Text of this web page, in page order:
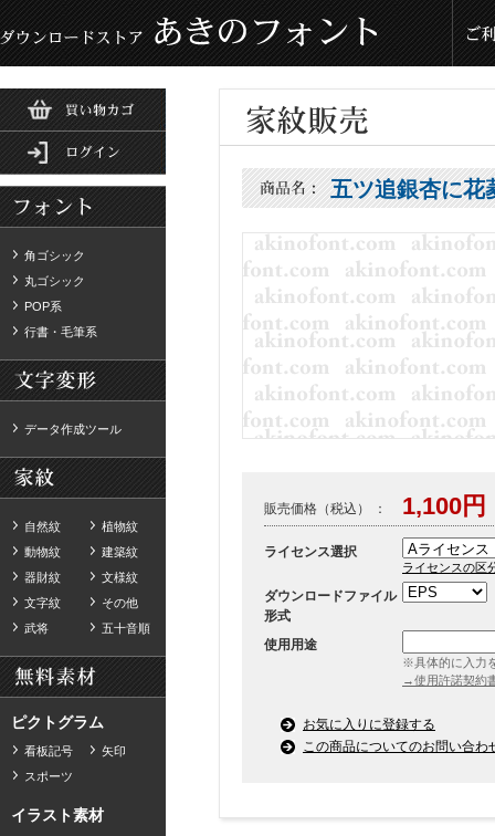
角ゴシック
丸ゴシック
POP系
行書・毛筆系
データ作成ツール
自然紋
植物紋
動物紋
建築紋
器財紋
文様紋
文字紋
その他
武将
五十音順
ピクトグラム
看板記号
矢印
スポーツ
イラスト素材
五ツ追銀杏に花
販売価格（税込） ： 1,100円
ライセンス選択
ライセンスの区
ダウンロードファイル
形式
使用用途
※具体的に入力
→使用許諾契約
お気に入りに登録する
この商品についてのお問い合わ